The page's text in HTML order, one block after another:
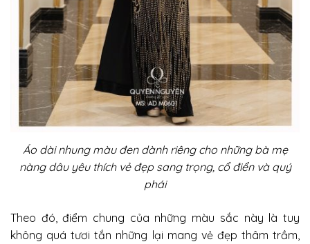
Áo dài nhung màu đen dành riêng cho những bà mẹ
nàng dâu yêu thích vẻ đẹp sang trọng, cổ điển và quý
phái
Theo đó, điểm chung của những màu sắc này là tuy
không quá tươi tắn những lại mang vẻ đẹp thâm trầm,